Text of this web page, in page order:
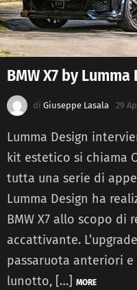
BMW X7 by
di Giuseppe Lasala 29
Lumma Design
kit estetico si chiama
tutta una serie di
Lumma Design ha
BMW X7 allo scopo di
accattivante.
passaruota anteriori
lunotto, […] MORE